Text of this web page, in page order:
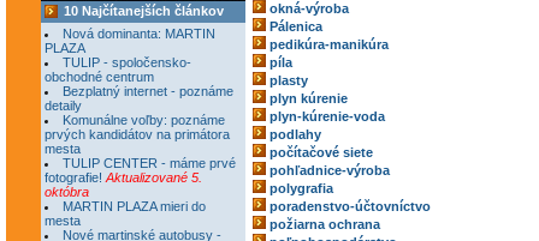
10 Najčítanejších článkov
Nová dominanta: MARTIN
PLAZA
TULIP - spoločensko-
obchodné centrum
Bezplatný internet - poznáme
detaily
Komunálne voľby: poznáme
prvých kandidátov na primátora
mesta
TULIP CENTER - máme prvé
fotografie! Aktualizované 5.
októbra
MARTIN PLAZA mieri do
mesta
Nové martinské autobusy -
okná-výroba
Pálenica
pedikúra-manikúra
píla
plasty
plyn kúrenie
plyn-kúrenie-voda
podlahy
počítačové siete
pohľadnice-výroba
polygrafia
poradenstvo-účtovníctvo
požiarna ochrana